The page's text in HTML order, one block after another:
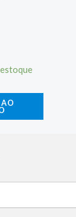
estoque